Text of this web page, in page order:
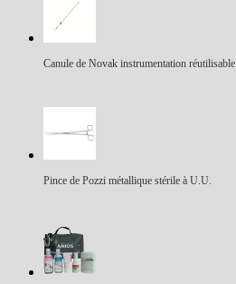
Canule de Novak instrumentation réutilisable
Pince de Pozzi métallique stérile à U.U.